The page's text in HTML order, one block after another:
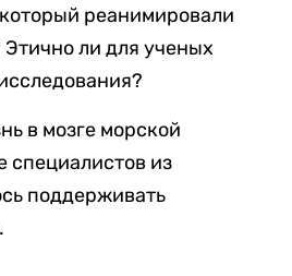
реанимировали
Этично ли для ученых
в мозге морской
специалистов из
поддерживать